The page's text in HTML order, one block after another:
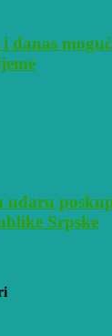
danas
udaru
Srpske